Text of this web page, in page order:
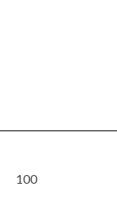
100